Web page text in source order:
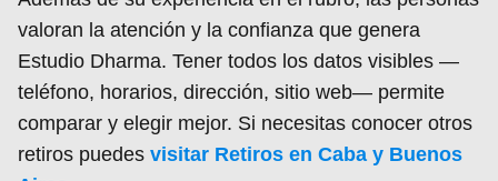
valoran la atención y la confianza que genera
Estudio Dharma. Tener todos los datos visibles —
teléfono, horarios, dirección, sitio web— permite
comparar y elegir mejor. Si necesitas conocer otros
retiros puedes visitar Retiros en Caba y Buenos